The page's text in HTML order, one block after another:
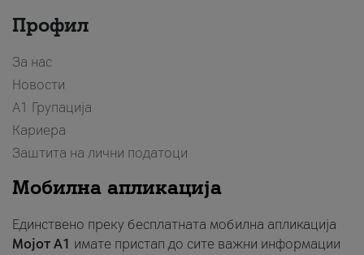
Профил
За нас
Новости
А1 Групација
Кариера
Заштита на лични податоци
Мобилна апликација
Единствено преку бесплатната мобилна апликација
Мојот A1 имате пристап до сите важни информации